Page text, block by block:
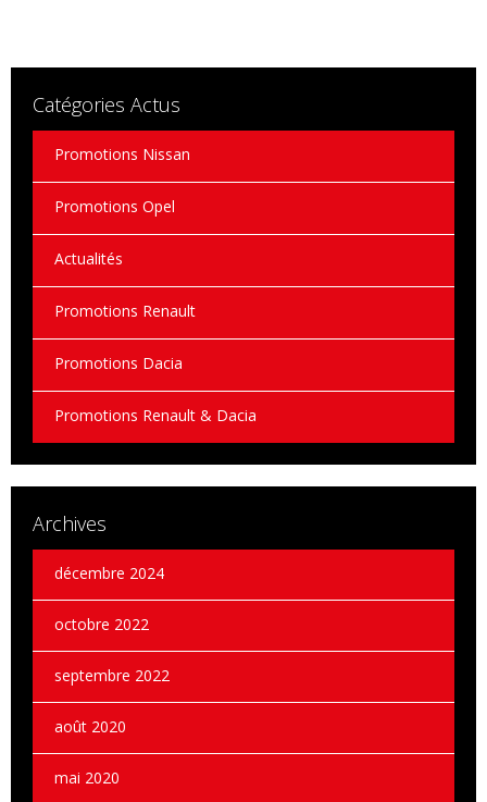
Catégories Actus
Promotions Nissan
Promotions Opel
Actualités
Promotions Renault
Promotions Dacia
Promotions Renault & Dacia
Archives
décembre 2024
octobre 2022
septembre 2022
août 2020
mai 2020